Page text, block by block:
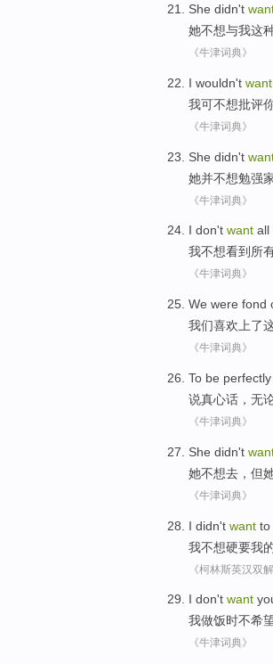
She didn't
她不想与我这
《牛津词典》
I wouldn't want
我可不想批评
《牛津词典》
She didn't
她并不想勉强
《牛津词典》
I don't want all
我不想看到 所
《牛津词典》
We were fond
我们喜欢 上了
《牛津词典》
To be
说真心话 ，无
《牛津词典》
She didn't
她不想去 ， 但
《牛津词典》
I didn't want to
我不想硬要我
《柯林斯英汉双
I don't want
我做饭时不希
《牛津词典》